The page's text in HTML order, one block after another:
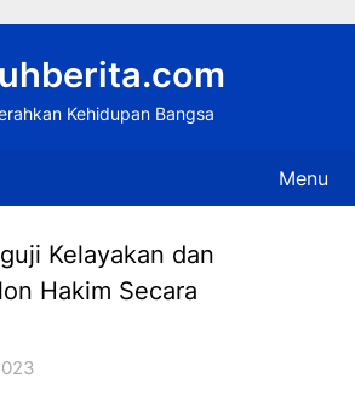
Kehidupan Bangsa
Menu
Kelayakan dan
Hakim Secara